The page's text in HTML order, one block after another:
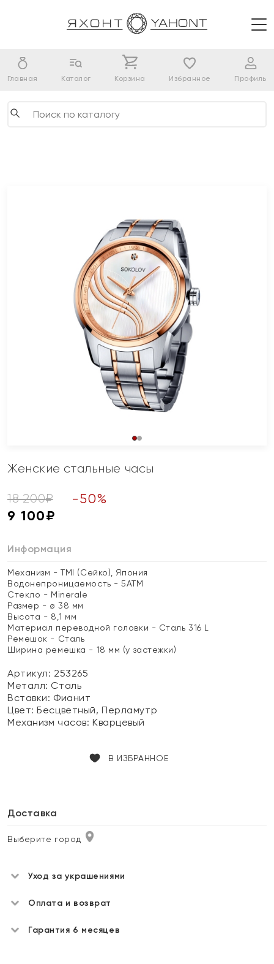
Главная Каталог Корзина Избранное Профиль
Женские стальные часы
18 200₽ -50%
9 100₽
Информация
Механизм - TMI (Сейко), Япония
Водонепроницаемость - 5АТМ
Стекло - Minerale
Размер - ø 38 мм
Высота - 8,1 мм
Материал переводной головки - Сталь 316 L
Ремешок - Сталь
Ширина ремешка - 18 мм (у застежки)
Артикул: 253265
Металл: Сталь
Вставки: Фианит
Цвет:Бесцветный, Перламутр
Механизм часов: Кварцевый
В ИЗБРАННОЕ
Доставка
Выберите город
Уход за украшениями
Оплата и возврат
Гарантия 6 месяцев